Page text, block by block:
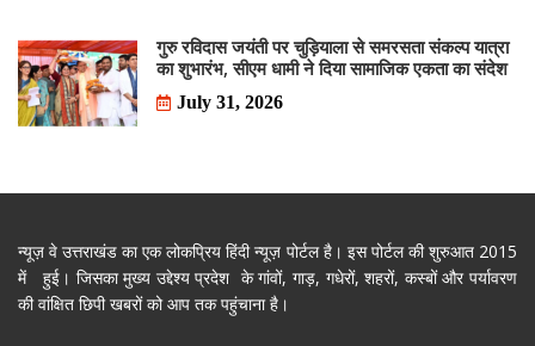
गुरु रविदास जयंती पर चुड़ियाला से समरसता संकल्प यात्रा
का शुभारंभ, सीएम धामी ने दिया सामाजिक एकता का संदेश
July 31, 2026
न्यूज़ वे उत्तराखंड का एक लोकप्रिय हिंदी न्यूज़ पोर्टल है। इस पोर्टल की शुरुआत 2015
में हुई। जिसका मुख्य उद्देश्य प्रदेश के गांवों, गाड़, गधेरों, शहरों, कस्बों और पर्यावरण
की वांक्षित छिपी खबरों को आप तक पहुंचाना है।